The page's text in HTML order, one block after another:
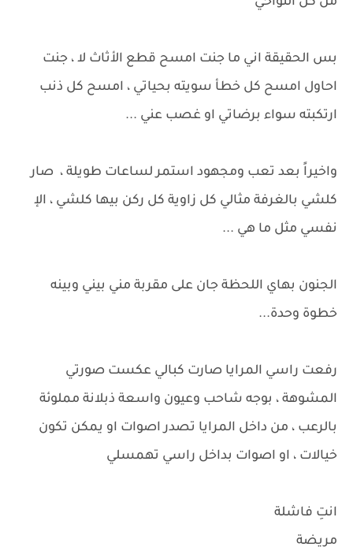
بس الحقيقة اني ما جنت امسح قطع الأثاث لا ، جنت
احاول امسح كل خطأ سويته بحياتي ، امسح كل ذنب
ارتكبته سواء برضاتي او غصب عني ...
واخيراً بعد تعب ومجهود استمر لساعات طويلة ، صار
كلشي بالغرفة مثالي كل زاوية كل ركن بيها كلشي ، الإ
نفسي مثل ما هي ...
الجنون بهاي اللحظة جان على مقربة مني بيني وبينه
خطوة وحدة...
رفعت راسي المرايا صارت كبالي عكست صورتي
المشوهة ، بوجه شاحب وعيون واسعة ذبلانة مملوئة
بالرعب ، من داخل المرايا تصدر اصوات او يمكن تكون
خيالات ، او اصوات بداخل راسي تهمسلي
انتِ فاشلة
مريضة